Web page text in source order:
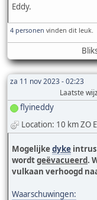
Eddy.
4 personen vinden dit leuk.
za 11 nov 2023 - 02:23
Laatste
flyineddy
Location: 10 km ZO
Mogelijkedyke
wordtgeëvacueerd.
vulkaan verhoogd
Waarschuwingen: